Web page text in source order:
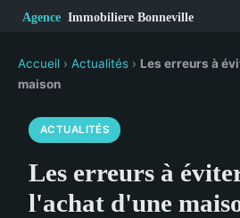
Accueil › Actualités › Les erreurs à
maison
ACTUALITÉS
Les erreurs à
l'achat d'une